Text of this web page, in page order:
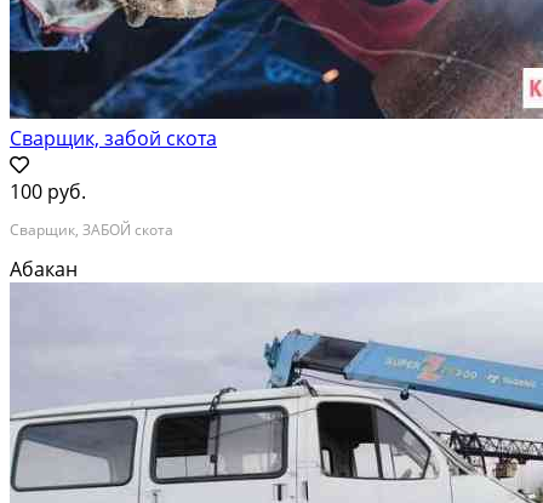
Сварщик, забой скота
100 руб.
Сварщик, ЗАБОЙ скота
Абакан